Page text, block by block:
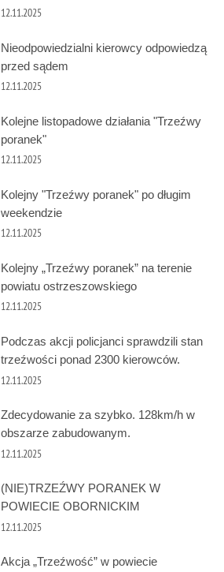
12.11.2025
Nieodpowiedzialni kierowcy odpowiedzą
przed sądem
12.11.2025
Kolejne listopadowe działania "Trzeźwy
poranek"
12.11.2025
Kolejny "Trzeźwy poranek" po długim
weekendzie
12.11.2025
Kolejny „Trzeźwy poranek” na terenie
powiatu ostrzeszowskiego
12.11.2025
Podczas akcji policjanci sprawdzili stan
trzeźwości ponad 2300 kierowców.
12.11.2025
Zdecydowanie za szybko. 128km/h w
obszarze zabudowanym.
12.11.2025
(NIE)TRZEŹWY PORANEK W
POWIECIE OBORNICKIM
12.11.2025
Akcja „Trzeźwość” w powiecie